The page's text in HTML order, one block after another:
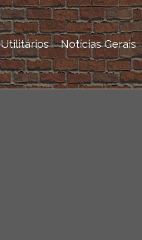
Utilitários Notícias Gerais